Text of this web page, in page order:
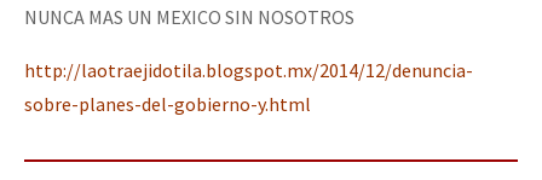
NUNCA MAS UN MEXICO SIN NOSOTROS
http://laotraejidotila.blogspot.mx/2014/12/denuncia-
sobre-planes-del-gobierno-y.html